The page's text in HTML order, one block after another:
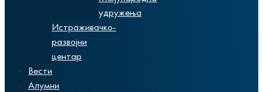
удружења
Истраживачко-
развојни
центар
Вести
Алумни